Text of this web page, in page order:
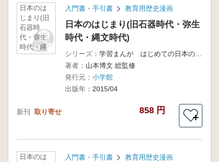
日本のは
じまり(旧
石器時
代・弥生
時代・縄
文時代)
入門書・手引書 教育用歴史漫画
日本のはじまり(旧石器時代・弥生
時代・縄文時代)
シリーズ：
学習まんが はじめての日本の歴史1
著者： 山本博文 総監修
発行元： 小学館
出版年： 2015/04
新刊 取り寄せ 858 円
＋
日本のは
入門書・手引書 教育用歴史漫画